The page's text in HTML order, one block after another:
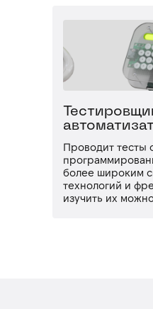
Проводит тесты
более широким
технологий и
изучить их